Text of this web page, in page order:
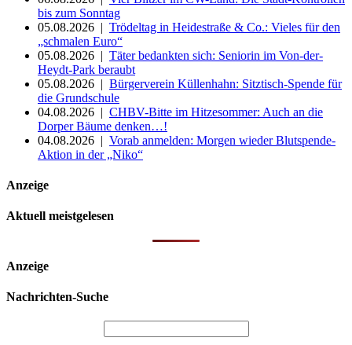
bis zum Sonntag
05.08.2026 | Trödeltag in Heidestraße & Co.: Vieles für den
„schmalen Euro“
05.08.2026 | Täter bedankten sich: Seniorin im Von-der-
Heydt-Park beraubt
05.08.2026 | Bürgerverein Küllenhahn: Sitztisch-Spende für
die Grundschule
04.08.2026 | CHBV-Bitte im Hitzesommer: Auch an die
Dorper Bäume denken…!
04.08.2026 | Vorab anmelden: Morgen wieder Blutspende-
Aktion in der „Niko“
Anzeige
Aktuell meistgelesen
Anzeige
Nachrichten-Suche